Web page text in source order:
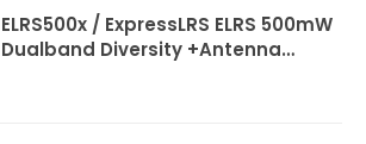
ELRS500x / ExpressLRS ELRS 500mW
Dualband Diversity +Antenna